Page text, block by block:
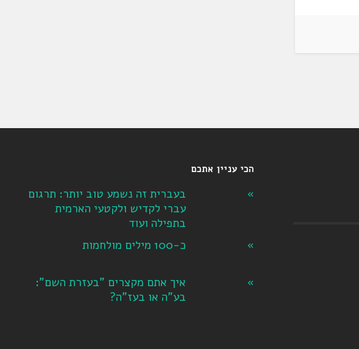
הכי עניין אתכם
בעברית זה נשמע טוב יותר: תרגום
עברי לקדיש ולקטעי הארמית
בתפילה ועוד
כ-100 מילים מולחמות
איך אתם מקצרים "בעזרת השם":
בע"ה או בעז"ה?